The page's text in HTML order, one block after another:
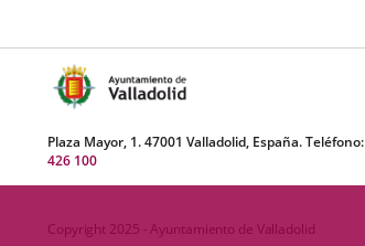
Plaza Mayor, 1. 47001 Valladolid, España. Teléfono:
426 100
Copyright 2025 - Ayuntamiento de Valladolid